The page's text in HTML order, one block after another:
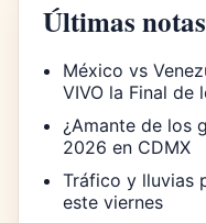
Últimas notas
México vs
VIVO la Final de
¿Amante de los
2026 en CDMX
Tráfico y lluvias
este viernes